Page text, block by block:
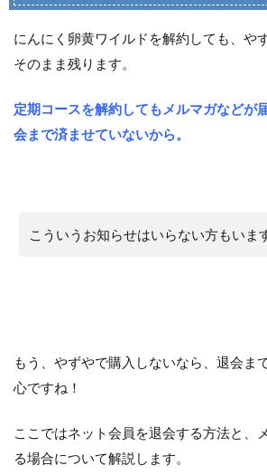
にんにく卵黄ワイルドを解約しても、や
そのまま残ります。
定期コースを解約してもメルマガなどが
会まで済ませていないから。
こういうお知らせはいらない方もいま
もう、やずやで購入しないなら、退会ま
心ですね！
ここではネット会員を退会する方法と、
る場合について解説します。